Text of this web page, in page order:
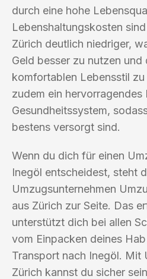
durch eine hohe
Lebenshaltungskosten
Zürich deutlich niedriger,
Geld besser zu nutzen und
komfortablen Lebensstil
zudem ein hervorragendes
Gesundheitssystem,
bestens versorgt sind.
Wenn du dich für einen
Inegöl entscheidest, steht
Umzugsunternehmen
aus Zürich zur Seite. Das
unterstützt dich bei allen
vom Einpacken deines
Transport nach Inegöl. Mit
Zürich kannst du sicher